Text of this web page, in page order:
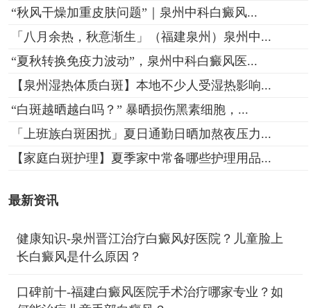
“秋风干燥加重皮肤问题”｜泉州中科白癜风...
「八月余热，秋意渐生」（福建泉州）泉州中...
“夏秋转换免疫力波动”，泉州中科白癜风医...
【泉州湿热体质白斑】本地不少人受湿热影响...
“白斑越晒越白吗？” 暴晒损伤黑素细胞，...
「上班族白斑困扰」夏日通勤日晒加熬夜压力...
【家庭白斑护理】夏季家中常备哪些护理用品...
最新资讯
健康知识-泉州晋江治疗白癜风好医院？儿童脸上
长白癜风是什么原因？
口碑前十-福建白癜风医院手术治疗哪家专业？如